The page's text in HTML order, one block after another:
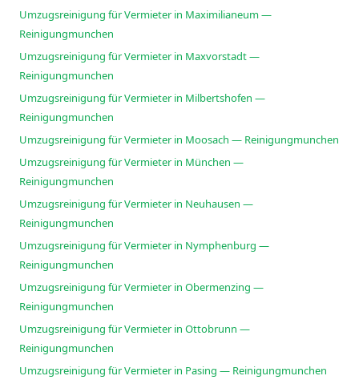
Umzugsreinigung für Vermieter in Maximilianeum —
Reinigungmunchen
Umzugsreinigung für Vermieter in Maxvorstadt —
Reinigungmunchen
Umzugsreinigung für Vermieter in Milbertshofen —
Reinigungmunchen
Umzugsreinigung für Vermieter in Moosach — Reinigungmunchen
Umzugsreinigung für Vermieter in München —
Reinigungmunchen
Umzugsreinigung für Vermieter in Neuhausen —
Reinigungmunchen
Umzugsreinigung für Vermieter in Nymphenburg —
Reinigungmunchen
Umzugsreinigung für Vermieter in Obermenzing —
Reinigungmunchen
Umzugsreinigung für Vermieter in Ottobrunn —
Reinigungmunchen
Umzugsreinigung für Vermieter in Pasing — Reinigungmunchen